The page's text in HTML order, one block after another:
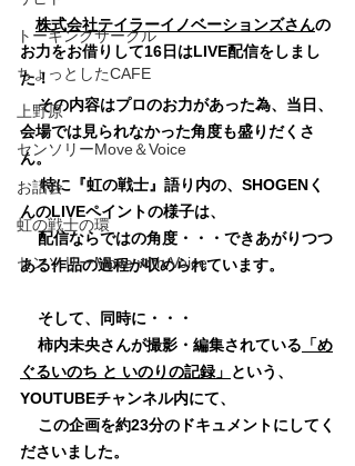
トーキングサークル
ちょっとしたCAFE
上野原
センソリーMove＆Voice
お話会
虹の戦士の環
センソリーMove with Voice
株式会社テイラーイノベーションズさんの
お力をお借りして16日はLIVE配信をしまし
た！
その内容はプロのお力があった為、当日、
会場では見られなかった角度も盛りだくさ
ん。
特に『虹の戦士』語り内の、SHOGENく
んのLIVEペイントの様子は、
配信ならではの角度・・・できあがりつつ
ある作品の過程が収められています。
そして、同時に・・・
柿内未央さんが撮影・編集されている 「め
ぐるいのち と いのりの記録」 という、
YOUTUBEチャンネル内にて、
この企画を約23分のドキュメントにしてく
ださいました。